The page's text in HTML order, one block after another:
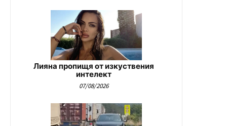
Лияна пропищя от изкуствения
интелект
07/08/2026